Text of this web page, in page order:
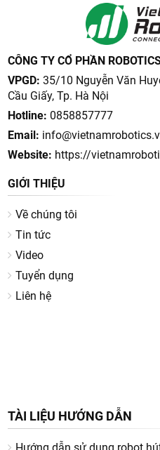
CÔNG TY CỔ PHẦN
VPGD: 35/10 Nguyễn Văn
Cầu Giấy, Tp. Hà Nội
Hotline: 0858857777
Email:
Website: https://
GIỚI THIỆU
Về chúng tôi
Tin tức
Video
Tuyển dụng
Liên hệ
TÀI LIỆU HƯỚNG DẪN